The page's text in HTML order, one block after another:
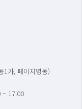
1가, 페이지명동)
~ 17:00